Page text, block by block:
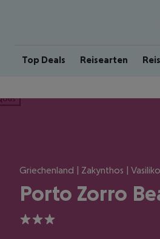
Top Deals Reisearten
Griechenland | Zakynthos |
Porto Zorro
3